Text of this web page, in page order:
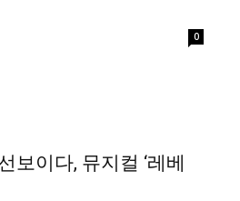
0
보이다, 뮤지컬 ‘레베